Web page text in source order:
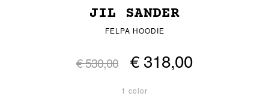
JIL SANDER
FELPA HOODIE
€ 530,00 € 318,00
1 color